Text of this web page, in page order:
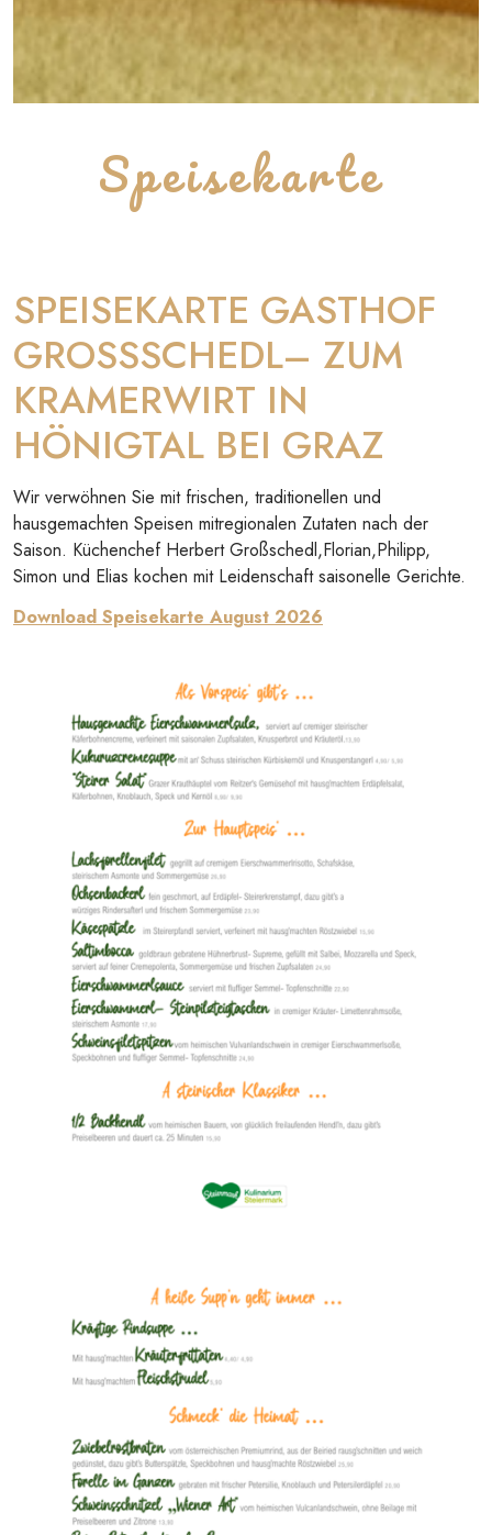
Speisekarte
SPEISEKARTE GASTHOF
GROSSSCHEDL– ZUM
KRAMERWIRT IN
HÖNIGTAL BEI GRAZ
Wir verwöhnen Sie mit frischen, traditionellen und
hausgemachten Speisen mitregionalen Zutaten nach der
Saison. Küchenchef Herbert Großschedl,Florian,Philipp,
Simon und Elias kochen mit Leidenschaft saisonelle Gerichte.
Download Speisekarte August 2026